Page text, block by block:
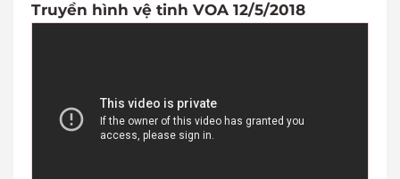
Truyền hình vệ tinh VOA 12/5/2018